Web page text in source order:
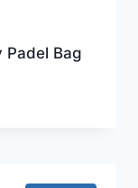
Padel Bag